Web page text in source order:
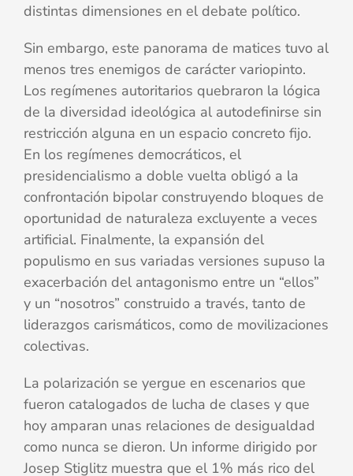
distintas dimensiones en el debate político.
Sin embargo, este panorama de matices tuvo al
menos tres enemigos de carácter variopinto.
Los regímenes autoritarios quebraron la lógica
de la diversidad ideológica al autodefinirse sin
restricción alguna en un espacio concreto fijo.
En los regímenes democráticos, el
presidencialismo a doble vuelta obligó a la
confrontación bipolar construyendo bloques de
oportunidad de naturaleza excluyente a veces
artificial. Finalmente, la expansión del
populismo en sus variadas versiones supuso la
exacerbación del antagonismo entre un “ellos”
y un “nosotros” construido a través, tanto de
liderazgos carismáticos, como de movilizaciones
colectivas.
La polarización se yergue en escenarios que
fueron catalogados de lucha de clases y que
hoy amparan unas relaciones de desigualdad
como nunca se dieron. Un informe dirigido por
Josep Stiglitz muestra que el 1% más rico del